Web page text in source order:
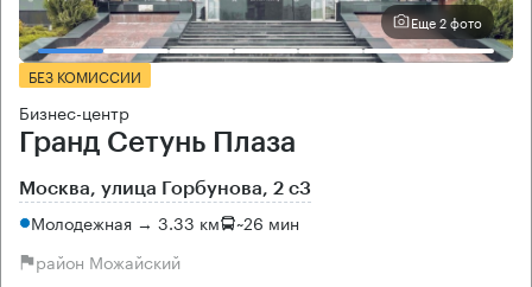
Еще 2 фото
БЕЗ КОМИССИИ
Бизнес-центр
Гранд Сетунь Плаза
Москва, улица Горбунова, 2 с3
Молодежная → 3.33 км ~26 мин
район Можайский